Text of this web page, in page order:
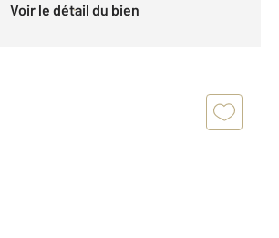
Voir le détail du bien